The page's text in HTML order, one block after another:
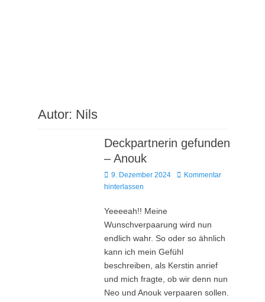
Autor: Nils
Deckpartnerin gefunden
– Anouk
Posted
on
9. Dezember 2024
Kommentar
hinterlassen
Yeeeeah!! Meine
Wunschverpaarung wird nun
endlich wahr. So oder so ähnlich
kann ich mein Gefühl
beschreiben, als Kerstin anrief
und mich fragte, ob wir denn nun
Neo und Anouk verpaaren sollen.